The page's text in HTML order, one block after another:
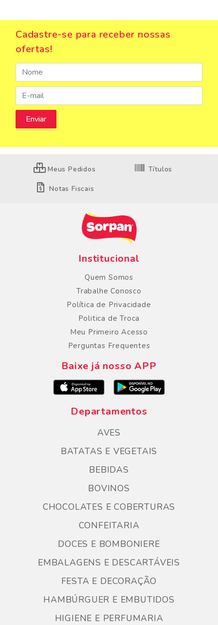
Cadastre-se para receber nossas
ofertas!
Meus Pedidos Títulos
Notas Fiscais
Institucional
Quem Somos
Trabalhe Conosco
Política de Privacidade
Politica de Troca
Meu Primeiro Acesso
Perguntas Frequentes
Baixe já nosso APP
Departamentos
AVES
BATATAS E VEGETAIS
BEBIDAS
BOVINOS
CHOCOLATES E COBERTURAS
CONFEITARIA
DOCES E BOMBONIERE
EMBALAGENS E DESCARTÁVEIS
FESTA E DECORAÇÃO
HAMBÚRGUER E EMBUTIDOS
HIGIENE E PERFUMARIA